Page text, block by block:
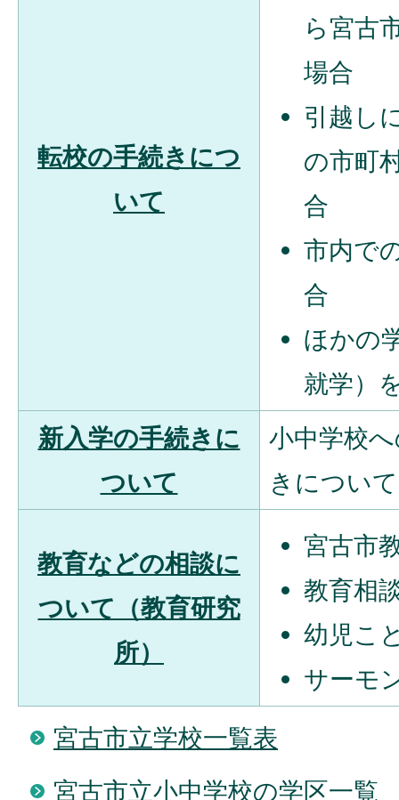
転校の手続きにつ
いて
ら宮古
場合
引越し
の市町
合
市内で
合
ほかの
就学）
新入学の手続きに
ついて
小中学校
きについて
教育などの相談に
ついて（教育研究
所）
宮古市
教育相
幼児こ
サーモ
宮古市立学校一覧表
宮古市立小中学校の学区一覧